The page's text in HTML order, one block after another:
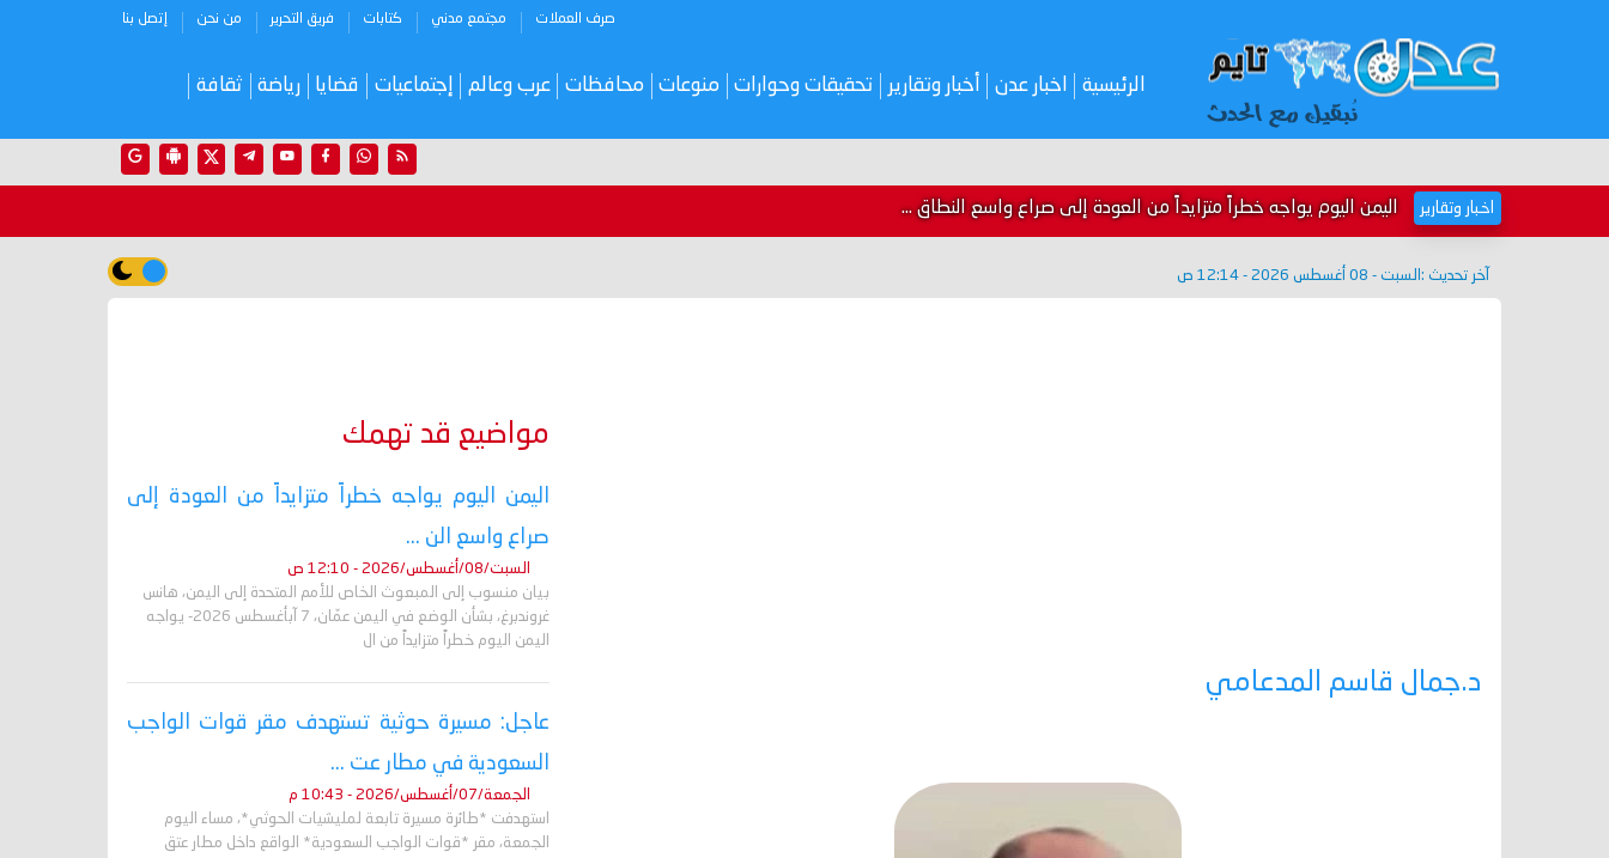
صرف العملات مجتمع مدني كتابات فريق التحرير من نحن إتصل بنا
الرئيسية اخبار عدن أخبار وتقارير تحقيقات وحوارات منوعات محافظات عرب وعالم إجتماعيات قضايا رياضة ثقافة
اخبار وتقارير اليمن اليوم يواجه خطراً متزايداً من العودة إلى صراع واسع النطاق ...
آخر تحديث : السبت - 08 أغسطس 2026 - 12:14 ص
د.جمال قاسم المدعامي
مواضيع قد تهمك
اليمن اليوم يواجه خطراً متزايداً من العودة إلى
صراع واسع الن ...
السبت/08/أغسطس/2026 - 12:10 ص
بيان منسوب إلى المبعوث الخاص للأمم المتحدة إلى اليمن، هانس
غروندبرغ، بشأن الوضع في اليمن عمّان، 7 آبأغسطس 2026- يواجه
اليمن اليوم خطراً متزايداً من ال
عاجل: مسيرة حوثية تستهدف مقر قوات الواجب
السعودية في مطار عت ...
الجمعة/07/أغسطس/2026 - 10:43 م
استهدفت *طائرة مسيرة تابعة لمليشيات الحوثي*، مساء اليوم
الجمعة، مقر *قوات الواجب السعودية* الواقع داخل مطار عتق